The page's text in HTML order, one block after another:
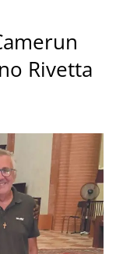
Rivetta